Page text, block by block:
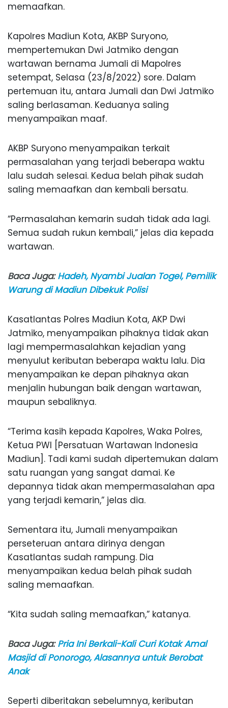
memaafkan.
Kapolres Madiun Kota, AKBP Suryono,
mempertemukan Dwi Jatmiko dengan
wartawan bernama Jumali di Mapolres
setempat, Selasa (23/8/2022) sore. Dalam
pertemuan itu, antara Jumali dan Dwi Jatmiko
saling berlasaman. Keduanya saling
menyampaikan maaf.
AKBP Suryono menyampaikan terkait
permasalahan yang terjadi beberapa waktu
lalu sudah selesai. Kedua belah pihak sudah
saling memaafkan dan kembali bersatu.
“Permasalahan kemarin sudah tidak ada lagi.
Semua sudah rukun kembali,” jelas dia kepada
wartawan.
Baca Juga:Hadeh, Nyambi Jualan Togel, Pemilik
Warung di Madiun Dibekuk Polisi
Kasatlantas Polres Madiun Kota, AKP Dwi
Jatmiko, menyampaikan pihaknya tidak akan
lagi mempermasalahkan kejadian yang
menyulut keributan beberapa waktu lalu. Dia
menyampaikan ke depan pihaknya akan
menjalin hubungan baik dengan wartawan,
maupun sebaliknya.
“Terima kasih kepada Kapolres, Waka Polres,
Ketua PWI [Persatuan Wartawan Indonesia
Madiun]. Tadi kami sudah dipertemukan dalam
satu ruangan yang sangat damai. Ke
depannya tidak akan mempermasalahan apa
yang terjadi kemarin,” jelas dia.
Sementara itu, Jumali menyampaikan
perseteruan antara dirinya dengan
Kasatlantas sudah rampung. Dia
menyampaikan kedua belah pihak sudah
saling memaafkan.
“Kita sudah saling memaafkan,” katanya.
Baca Juga:Pria Ini Berkali-Kali Curi Kotak Amal
Masjid di Ponorogo, Alasannya untuk Berobat
Anak
Seperti diberitakan sebelumnya, keributan